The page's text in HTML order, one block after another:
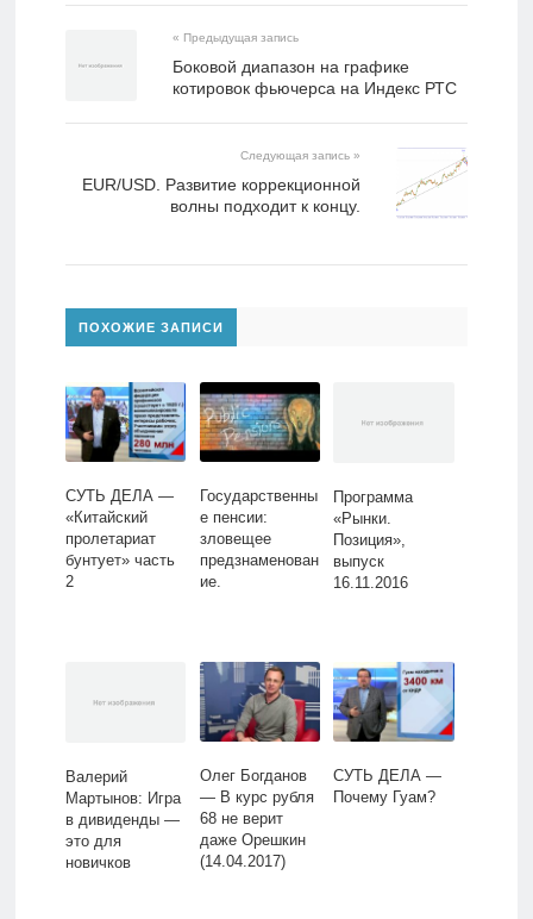
« Предыдущая запись
Боковой диапазон на графике
котировок фьючерса на Индекс РТС
Следующая запись »
EUR/USD. Развитие коррекционной
волны подходит к концу.
ПОХОЖИЕ ЗАПИСИ
СУТЬ ДЕЛА —
«Китайский
пролетариат
бунтует» часть
2
Государственны
е пенсии:
зловещее
предзнаменован
ие.
Программа
«Рынки.
Позиция»,
выпуск
16.11.2016
Валерий
Мартынов: Игра
в дивиденды —
это для
новичков
Олег Богданов
— В курс рубля
68 не верит
даже Орешкин
(14.04.2017)
СУТЬ ДЕЛА —
Почему Гуам?